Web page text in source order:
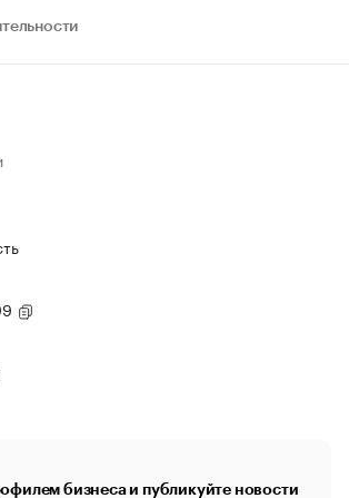
бизнеса и публикуйте новости